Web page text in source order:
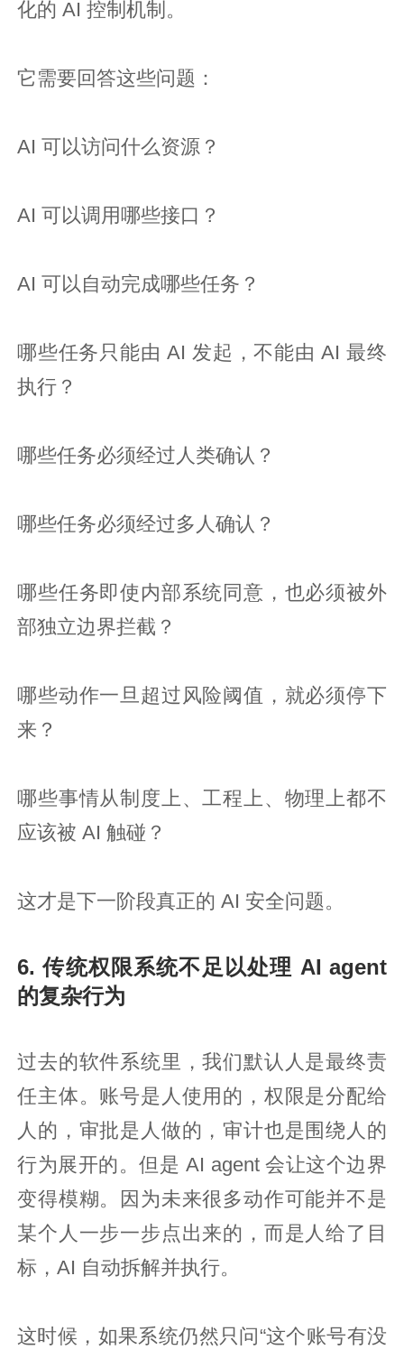
化的 AI 控制机制。
它需要回答这些问题：
AI 可以访问什么资源？
AI 可以调用哪些接口？
AI 可以自动完成哪些任务？
哪些任务只能由 AI 发起，不能由 AI 最终
执行？
哪些任务必须经过人类确认？
哪些任务必须经过多人确认？
哪些任务即使内部系统同意，也必须被外
部独立边界拦截？
哪些动作一旦超过风险阈值，就必须停下
来？
哪些事情从制度上、工程上、物理上都不
应该被 AI 触碰？
这才是下一阶段真正的 AI 安全问题。
6. 传统权限系统不足以处理 AI agent
的复杂行为
过去的软件系统里，我们默认人是最终责
任主体。账号是人使用的，权限是分配给
人的，审批是人做的，审计也是围绕人的
行为展开的。但是 AI agent 会让这个边界
变得模糊。因为未来很多动作可能并不是
某个人一步一步点出来的，而是人给了目
标，AI 自动拆解并执行。
这时候，如果系统仍然只问“这个账号有没